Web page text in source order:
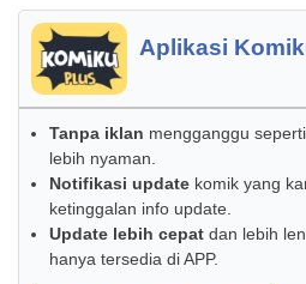
Aplikasi
Tanpa iklan mengganggu
lebih nyaman.
Notifikasi update komik yang
ketinggalan info update.
Update lebih cepat dan lebih
hanya tersedia di APP.